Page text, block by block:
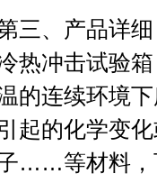
三、产品详细
热冲击试验箱
的连续环境下
起的化学变化或
……等材料